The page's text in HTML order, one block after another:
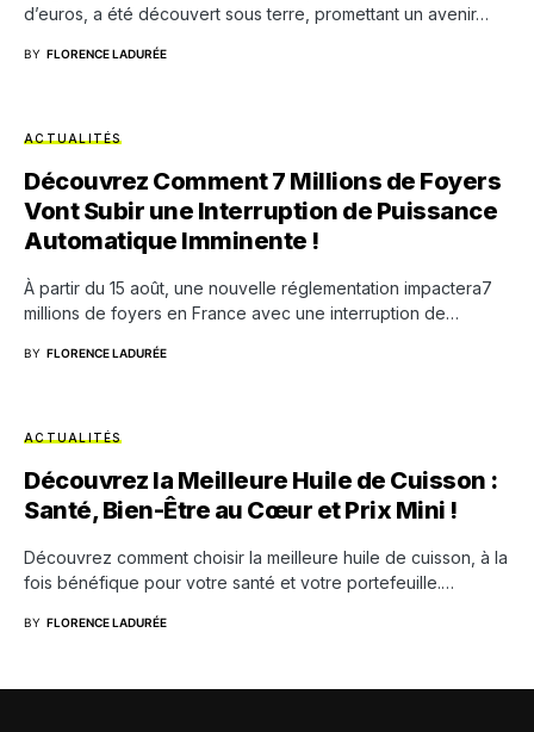
d’euros, a été découvert sous terre, promettant un avenir…
BY FLORENCE LADURÉE
ACTUALITÉS
Découvrez Comment 7 Millions de Foyers
Vont Subir une Interruption de Puissance
Automatique Imminente !
À partir du 15 août, une nouvelle réglementation impactera7
millions de foyers en France avec une interruption de…
BY FLORENCE LADURÉE
ACTUALITÉS
Découvrez la Meilleure Huile de Cuisson :
Santé, Bien-Être au Cœur et Prix Mini !
Découvrez comment choisir la meilleure huile de cuisson, à la
fois bénéfique pour votre santé et votre portefeuille.…
BY FLORENCE LADURÉE